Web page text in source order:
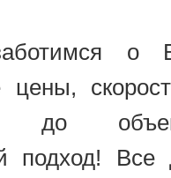
о
цены,
до
подход! Все